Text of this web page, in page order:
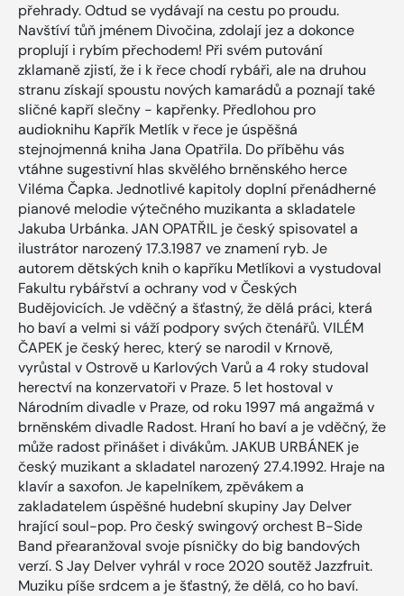
přehrady. Odtud se vydávají na cestu po proudu.
Navštíví tůň jménem Divočina, zdolají jez a dokonce
proplují i rybím přechodem! Při svém putování
zklamaně zjistí, že i k řece chodí rybáři, ale na druhou
stranu získají spoustu nových kamarádů a poznají také
sličné kapří slečny - kapřenky. Předlohou pro
audioknihu Kapřík Metlík v řece je úspěšná
stejnojmenná kniha Jana Opatřila. Do příběhu vás
vtáhne sugestivní hlas skvělého brněnského herce
Viléma Čapka. Jednotlivé kapitoly doplní přenádherné
pianové melodie výtečného muzikanta a skladatele
Jakuba Urbánka. JAN OPATŘIL je český spisovatel a
ilustrátor narozený 17.3.1987 ve znamení ryb. Je
autorem dětských knih o kapříku Metlíkovi a vystudoval
Fakultu rybářství a ochrany vod v Českých
Budějovicích. Je vděčný a šťastný, že dělá práci, která
ho baví a velmi si váží podpory svých čtenářů. VILÉM
ČAPEK je český herec, který se narodil v Krnově,
vyrůstal v Ostrově u Karlových Varů a 4 roky studoval
herectví na konzervatoři v Praze. 5 let hostoval v
Národním divadle v Praze, od roku 1997 má angažmá v
brněnském divadle Radost. Hraní ho baví a je vděčný, že
může radost přinášet i divákům. JAKUB URBÁNEK je
český muzikant a skladatel narozený 27.4.1992. Hraje na
klavír a saxofon. Je kapelníkem, zpěvákem a
zakladatelem úspěšné hudební skupiny Jay Delver
hrající soul-pop. Pro český swingový orchest B-Side
Band přearanžoval svoje písničky do big bandových
verzí. S Jay Delver vyhrál v roce 2020 soutěž Jazzfruit.
Muziku píše srdcem a je šťastný, že dělá, co ho baví.